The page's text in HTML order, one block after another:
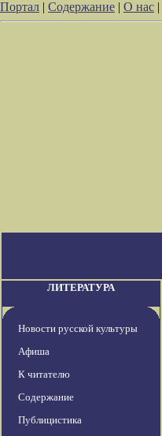
Портал | Содержание | О нас |
ЛИТЕРАТУРА
Новости русской культуры
Афиша
К читателю
Содержание
Публицистика